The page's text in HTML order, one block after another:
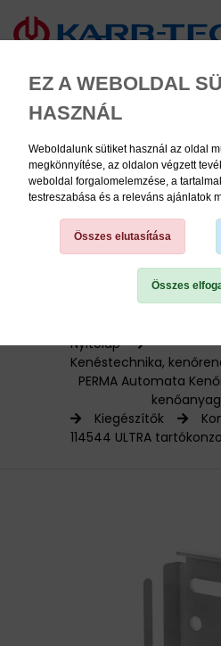
EZ A WEBOLDAL
HASZNÁL
Weboldalunk sütiket használ az oldal
megkönnyítése, az oldalon végzett
weboldal forgalomelemzése, a
testreszabása és a releváns ajánlatok
Összes elutasítása
Összes
KÉZISZERSZÁMOK
HAJTÁSTECHNIKA
Nyitólap
Kenéstechnika,
PERMA Automata
Kiegészítők
114544 ULTRA